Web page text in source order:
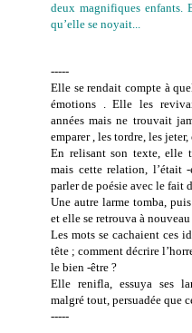
deux magnifiques enfants.
qu’elle se noyait...
-----
Elle se rendait compte à
émotions . Elle les
années mais ne trouvait
emparer , les tordre, les
En relisant son texte, elle
mais cette relation, l’était
parler de poésie avec le fait
Une autre larme tomba,
et elle se retrouva à
Les mots se cachaient ces
tête ; comment décrire
le bien -être ?
Elle renifla, essuya ses
malgré tout, persuadée que
-----